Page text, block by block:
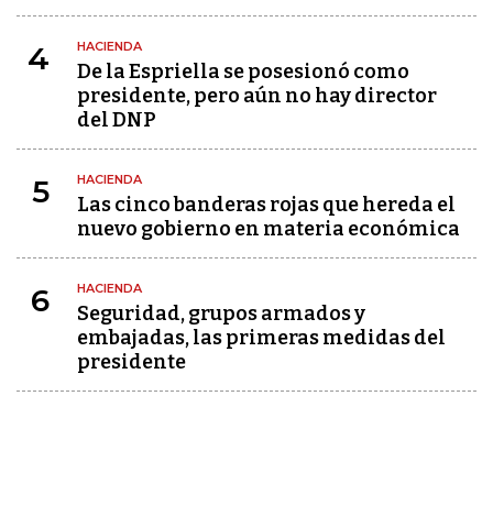
4 HACIENDA
De la Espriella se posesionó como
presidente, pero aún no hay director
del DNP
5 HACIENDA
Las cinco banderas rojas que hereda el
nuevo gobierno en materia económica
6 HACIENDA
Seguridad, grupos armados y
embajadas, las primeras medidas del
presidente